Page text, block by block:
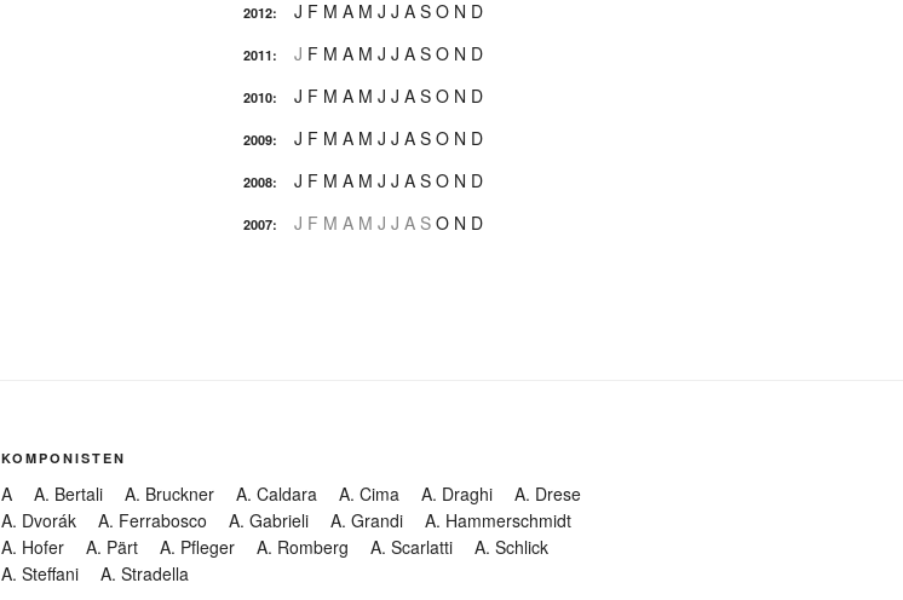
2012: J F M A M J J A S O N D
2011: J F M A M J J A S O N D
2010: J F M A M J J A S O N D
2009: J F M A M J J A S O N D
2008: J F M A M J J A S O N D
2007: J F M A M J J A S O N D
KOMPONISTEN
A A. Bertali A. Bruckner A. Caldara A. Cima A. Draghi
A. Drese
A. Dvorák
A. Ferrabosco A. Gabrieli A. Grandi
A. Hammerschmidt
A. Hofer
A. Pärt A. Pfleger A. Romberg A. Scarlatti
A. Schlick
A. Steffani
A. Stradella